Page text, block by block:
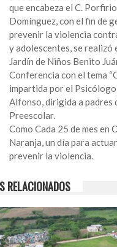
que encabeza el C.
Domínguez, con el fin de
prevenir la violencia
y adolescentes, se realizó
Jardín de Niños Benito
Conferencia con el tema
impartida por el Psicólogo
Alfonso, dirigida a padres
Preescolar.
Como Cada 25 de mes en
Naranja, un día para
prevenir la violencia.
RELACIONADOS